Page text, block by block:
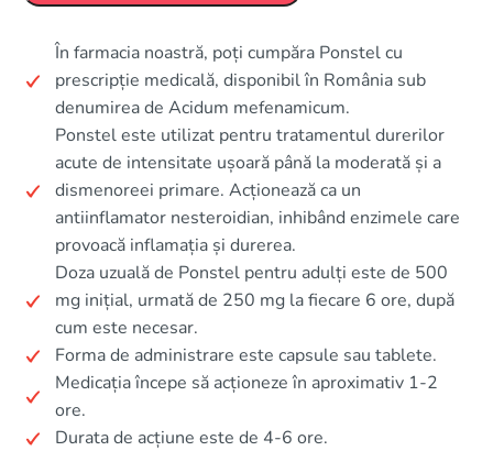
În farmacia noastră, poți cumpăra Ponstel cu
prescripție medicală, disponibil în România sub
denumirea de Acidum mefenamicum.
Ponstel este utilizat pentru tratamentul durerilor
acute de intensitate ușoară până la moderată și a
dismenoreei primare. Acționează ca un
antiinflamator nesteroidian, inhibând enzimele care
provoacă inflamația și durerea.
Doza uzuală de Ponstel pentru adulți este de 500
mg inițial, urmată de 250 mg la fiecare 6 ore, după
cum este necesar.
Forma de administrare este capsule sau tablete.
Medicația începe să acționeze în aproximativ 1-2
ore.
Durata de acțiune este de 4-6 ore.